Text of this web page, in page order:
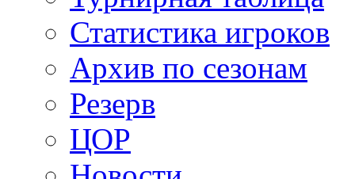
Статистика игроков
Архив по сезонам
Резерв
ЦОР